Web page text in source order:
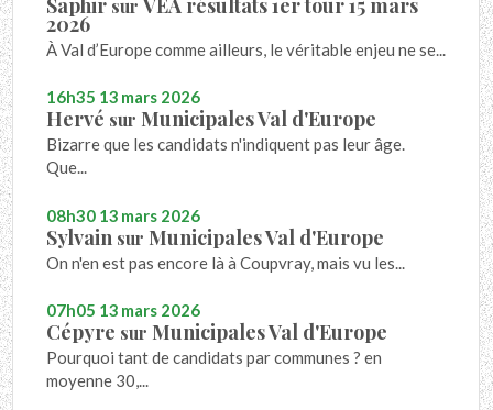
Saphir surVEA résultats 1er tour 15 mars
2026
À Val d’Europe comme ailleurs, le véritable enjeu ne se...
16h35 13 mars 2026
Hervé sur Municipales Val d'Europe
Bizarre que les candidats n'indiquent pas leur âge.
Que...
08h30 13 mars 2026
Sylvain sur Municipales Val d'Europe
On n'en est pas encore là à Coupvray, mais vu les...
07h05 13 mars 2026
Cépyre sur Municipales Val d'Europe
Pourquoi tant de candidats par communes ? en
moyenne 30,...